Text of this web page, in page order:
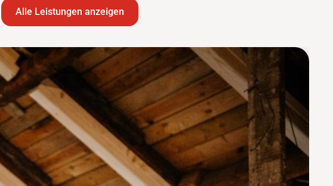
Alle Leistungen anzeigen